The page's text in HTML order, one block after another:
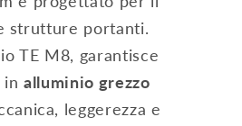
strutture portanti.
TE M8, garantisce
inalluminio grezzo
leggerezza e